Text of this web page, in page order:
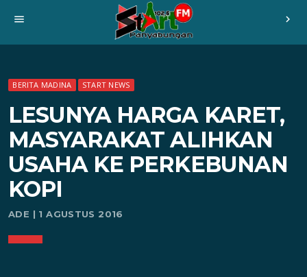
menu chevron_right
BERITA MADINA START NEWS
LESUNYA HARGA KARET,
MASYARAKAT ALIHKAN
USAHA KE PERKEBUNAN
KOPI
ADE | 1 AGUSTUS 2016